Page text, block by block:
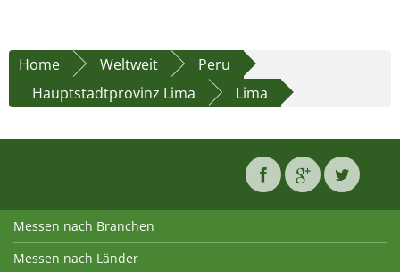
Home Weltweit
Peru
Hauptstadtprovinz Lima
Lima
Messen nach Branchen
Messen nach Länder